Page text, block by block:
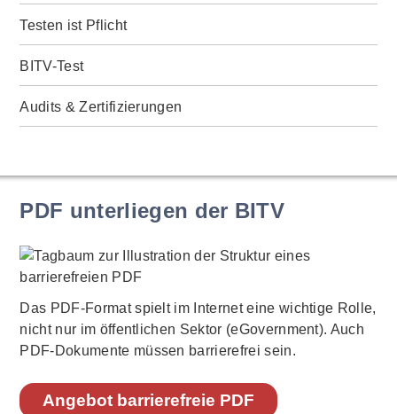
Testen ist Pflicht
BITV-Test
Audits & Zertifizierungen
PDF unterliegen der BITV
Das PDF-Format spielt im Internet eine wichtige Rolle,
nicht nur im öffentlichen Sektor (eGovernment). Auch
PDF-Dokumente müssen barrierefrei sein.
Angebot barrierefreie PDF